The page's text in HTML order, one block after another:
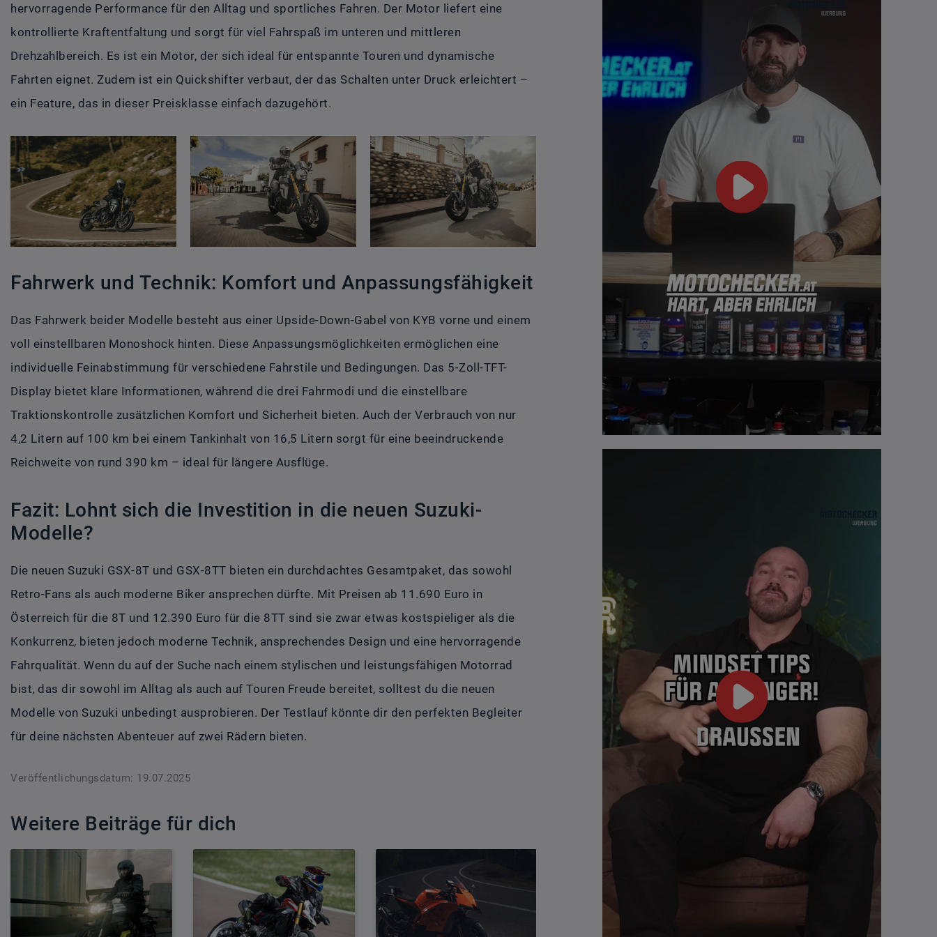
hervorragende Performance für den Alltag und sportliches Fahren. Der Motor liefert eine
kontrollierte Kraftentfaltung und sorgt für viel Fahrspaß im unteren und mittleren
Drehzahlbereich. Es ist ein Motor, der sich ideal für entspannte Touren und dynamische
Fahrten eignet. Zudem ist ein Quickshifter verbaut, der das Schalten unter Druck erleichtert –
ein Feature, das in dieser Preisklasse einfach dazugehört.
Fahrwerk und Technik: Komfort und Anpassungsfähigkeit
Das Fahrwerk beider Modelle besteht aus einer Upside-Down-Gabel von KYB vorne und einem
voll einstellbaren Monoshock hinten. Diese Anpassungsmöglichkeiten ermöglichen eine
individuelle Feinabstimmung für verschiedene Fahrstile und Bedingungen. Das 5-Zoll-TFT-
Display bietet klare Informationen, während die drei Fahrmodi und die einstellbare
Traktionskontrolle zusätzlichen Komfort und Sicherheit bieten. Auch der Verbrauch von nur
4,2 Litern auf 100 km bei einem Tankinhalt von 16,5 Litern sorgt für eine beeindruckende
Reichweite von rund 390 km – ideal für längere Ausflüge.
Fazit: Lohnt sich die Investition in die neuen Suzuki-
Modelle?
Die neuen Suzuki GSX-8T und GSX-8TT bieten ein durchdachtes Gesamtpaket, das sowohl
Retro-Fans als auch moderne Biker ansprechen dürfte. Mit Preisen ab 11.690 Euro in
Österreich für die 8T und 12.390 Euro für die 8TT sind sie zwar etwas kostspieliger als die
Konkurrenz, bieten jedoch moderne Technik, ansprechendes Design und eine hervorragende
Fahrqualität. Wenn du auf der Suche nach einem stylischen und leistungsfähigen Motorrad
bist, das dir sowohl im Alltag als auch auf Touren Freude bereitet, solltest du die neuen
Modelle von Suzuki unbedingt ausprobieren. Der Testlauf könnte dir den perfekten Begleiter
für deine nächsten Abenteuer auf zwei Rädern bieten.
Veröffentlichungsdatum: 19.07.2025
Weitere Beiträge für dich